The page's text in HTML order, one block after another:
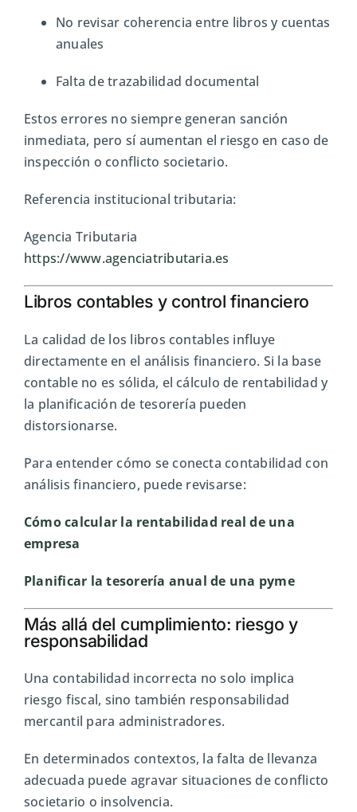
No revisar coherencia entre libros y cuentas
anuales
Falta de trazabilidad documental
Estos errores no siempre generan sanción
inmediata, pero sí aumentan el riesgo en caso de
inspección o conflicto societario.
Referencia institucional tributaria:
Agencia Tributaria
https://www.agenciatributaria.es
Libros contables y control financiero
La calidad de los libros contables influye
directamente en el análisis financiero. Si la base
contable no es sólida, el cálculo de rentabilidad y
la planificación de tesorería pueden
distorsionarse.
Para entender cómo se conecta contabilidad con
análisis financiero, puede revisarse:
Cómo calcular la rentabilidad real de una
empresa
Planificar la tesorería anual de una pyme
Más allá del cumplimiento: riesgo y
responsabilidad
Una contabilidad incorrecta no solo implica
riesgo fiscal, sino también responsabilidad
mercantil para administradores.
En determinados contextos, la falta de llevanza
adecuada puede agravar situaciones de conflicto
societario o insolvencia.